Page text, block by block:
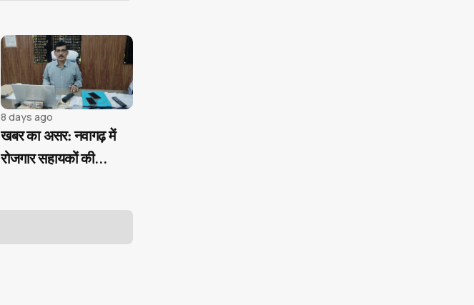
8 days ago
खबर का असर: नवागढ़ में
रोजगार सहायकों की